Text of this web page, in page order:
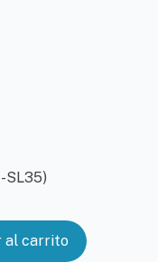
SL35)
al carrito